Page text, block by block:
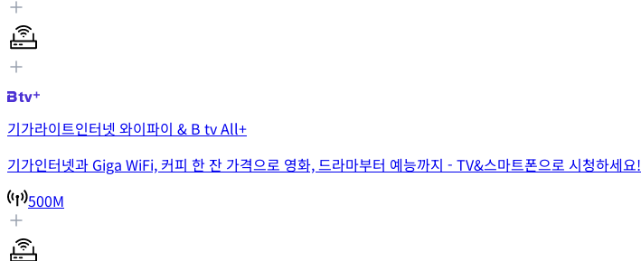
기가라이트인터넷 와이파이 & B tv All+
기가인터넷과 Giga WiFi, 커피 한 잔 가격으로 영화, 드라마부터 예능까지 - TV&스마트폰으로 시청하세요!
500M